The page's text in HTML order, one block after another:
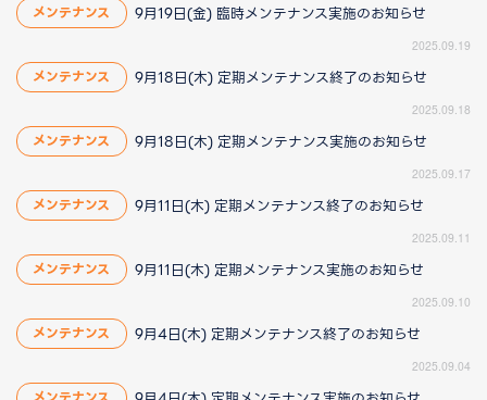
メンテナンス 9月19日(金) 臨時メンテナンス実施のお知らせ
2025.09.19
メンテナンス 9月18日(木) 定期メンテナンス終了のお知らせ
2025.09.18
メンテナンス 9月18日(木) 定期メンテナンス実施のお知らせ
2025.09.17
メンテナンス 9月11日(木) 定期メンテナンス終了のお知らせ
2025.09.11
メンテナンス 9月11日(木) 定期メンテナンス実施のお知らせ
2025.09.10
メンテナンス 9月4日(木) 定期メンテナンス終了のお知らせ
2025.09.04